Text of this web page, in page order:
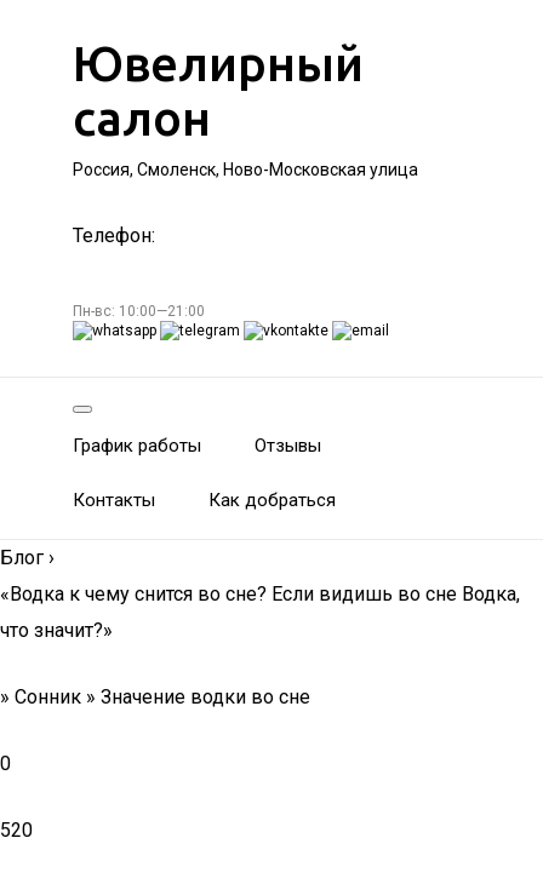
Ювелирный
салон
Россия, Смоленск, Ново-Московская улица
Телефон:
Пн-вс: 10:00—21:00
График работы Отзывы
Контакты Как добраться
Блог ›
«Водка к чему снится во сне? Если видишь во сне Водка,
что значит?»
» Сонник » Значение водки во сне
0
520